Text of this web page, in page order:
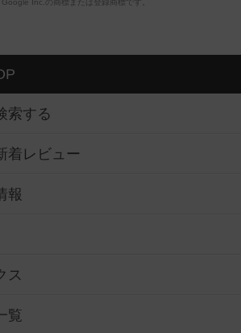
Inc.の商標または登録商標です。
索する
着レビュー
報
ス
覧